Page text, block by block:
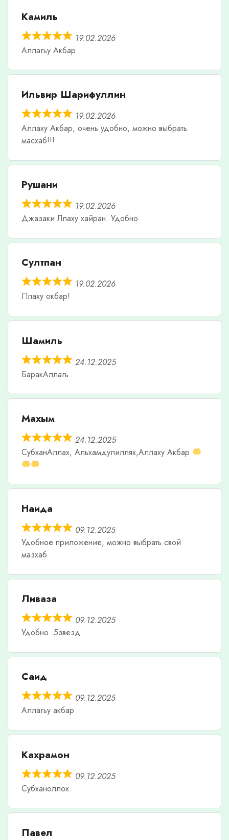
Камиль
19.02.2026
Аллагьу Акбар
Ильвир Шарифуллин
19.02.2026
Аллаху Акбар, очень удобно, можно выбрать
масхаб!!!
Рушани
19.02.2026
Джазаки Ллаху хайран. Удобно.
Султпан
19.02.2026
Плаху окбар!
Шамиль
24.12.2025
БаракАллагь
Махым
24.12.2025
СубханАллах, Альхамдулиллях,Аллаху Акбар
Наида
09.12.2025
Удобное приложение, можно выбрать свой
мазхаб
Ливаза
09.12.2025
Удобно .5звезд
Саид
09.12.2025
Аллагьу акбар
Кахрамон
09.12.2025
Субханоллох.
Павел